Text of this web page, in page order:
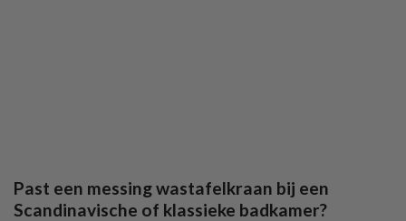
Past een messing wastafelkraan bij een
Scandinavische of klassieke badkamer?